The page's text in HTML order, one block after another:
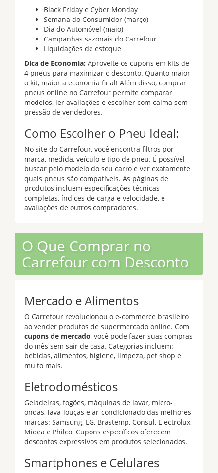
Black Friday e Cyber Monday
Semana do Consumidor (março)
Dia do Automóvel (maio)
Campanhas sazonais do Carrefour
Liquidações de estoque
Dica de Economia: Aproveite os cupons em kits de
4 pneus para maximizar o desconto. Quanto maior
o kit, maior a economia final! Além disso, comprar
pneus online no Carrefour permite comparar
modelos, ler avaliações e escolher com calma sem
pressão de vendedores.
Como Escolher o Pneu Ideal:
No site do Carrefour, você encontra filtros por
marca, medida, veículo e tipo de pneu. É possível
buscar pelo modelo do seu carro e ver exatamente
quais pneus são compatíveis. As páginas de
produtos incluem especificações técnicas
completas, índices de carga e velocidade, e
avaliações de outros compradores.
O Que Comprar no
Carrefour com Desconto
Mercado e Alimentos
O Carrefour revolucionou o e-commerce brasileiro
ao vender produtos de supermercado online. Com
cupons de mercado, você pode fazer suas compras
do mês sem sair de casa. Categorias incluem:
bebidas, alimentos, higiene, limpeza, pet shop e
muito mais.
Eletrodomésticos
Geladeiras, fogões, máquinas de lavar, micro-
ondas, lava-louças e ar-condicionado das melhores
marcas: Samsung, LG, Brastemp, Consul, Electrolux,
Midea e Philco. Cupons específicos oferecem
descontos expressivos em produtos selecionados.
Smartphones e Celulares